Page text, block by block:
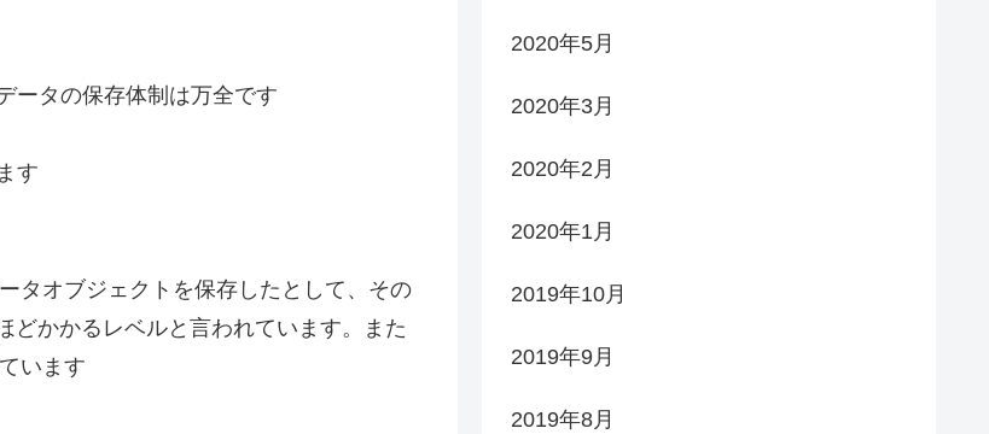
ータの保存体制は万全です
す
タオブジェクトを保存したとして、その
どかかるレベルと言われています。また
います
2020年5月
2020年3月
2020年2月
2020年1月
2019年10月
2019年9月
2019年8月